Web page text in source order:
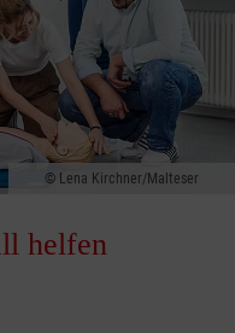
Lena Kirchner/Malteser
helfen